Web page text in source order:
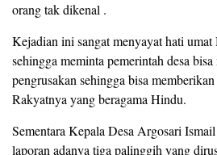
orang tak dikenal .
Kejadian ini sangat menyayat hati
sehingga meminta pemerintah desa
pengrusakan sehingga bisa
Rakyatnya yang beragama Hindu.
Sementara Kepala Desa Argosari
laporan adanya tiga palinggih yang